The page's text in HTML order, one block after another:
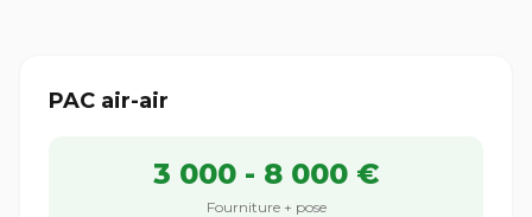
PAC air-air
3 000 - 8 000 €
Fourniture + pose